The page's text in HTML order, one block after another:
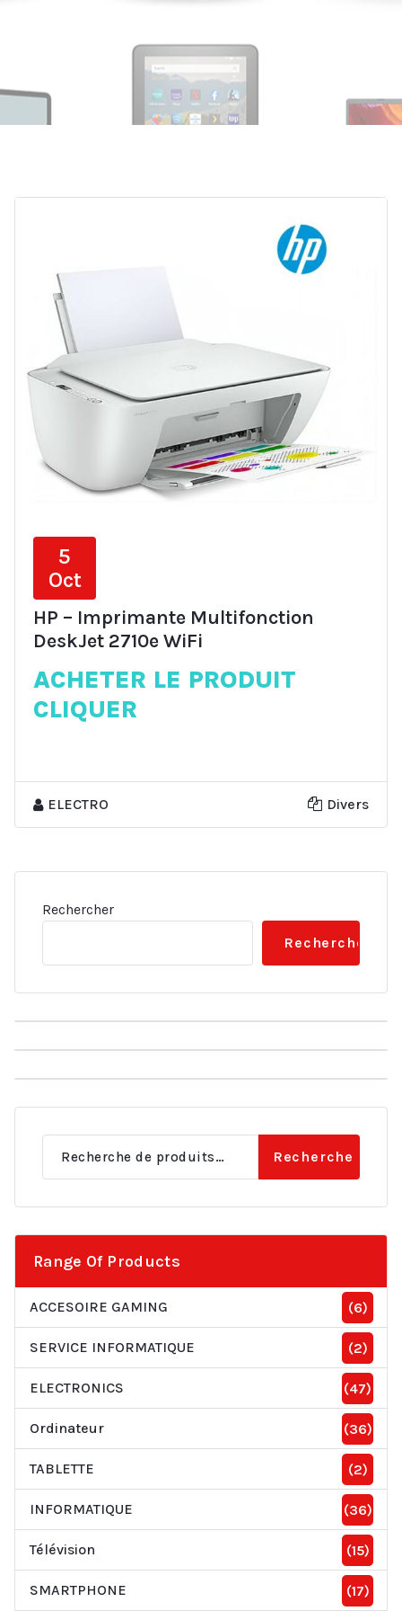
5
Oct
HP – Imprimante Multifonction
DeskJet 2710e WiFi
ACHETER LE PRODUIT
CLIQUER
ELECTRO Divers
Rechercher
Rechercher
Recherche
Recherche
Range Of Products
ACCESOIRE GAMING (6)
SERVICE INFORMATIQUE (2)
ELECTRONICS (47)
Ordinateur (36)
TABLETTE (2)
INFORMATIQUE (36)
Télévision (15)
SMARTPHONE (17)